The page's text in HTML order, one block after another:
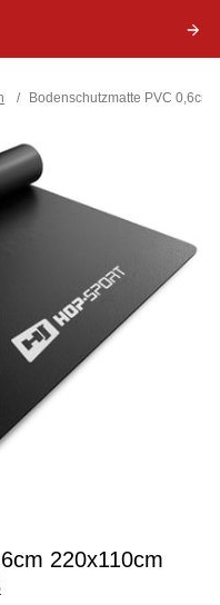
/ Bodenschutzmatte PVC 0,6cm
220x110cm